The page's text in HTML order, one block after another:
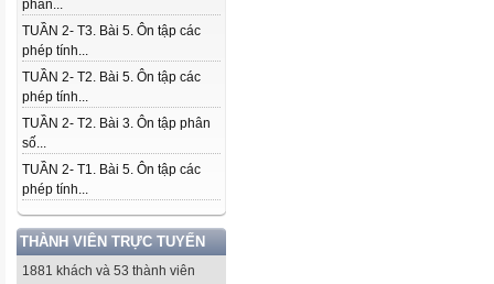
phân...
TUẦN 2- T3. Bài 5. Ôn tập các
phép tính...
TUẦN 2- T2. Bài 5. Ôn tập các
phép tính...
TUẦN 2- T2. Bài 3. Ôn tập phân
số...
TUẦN 2- T1. Bài 5. Ôn tập các
phép tính...
THÀNH VIÊN TRỰC TUYẾN
1881 khách và 53 thành viên